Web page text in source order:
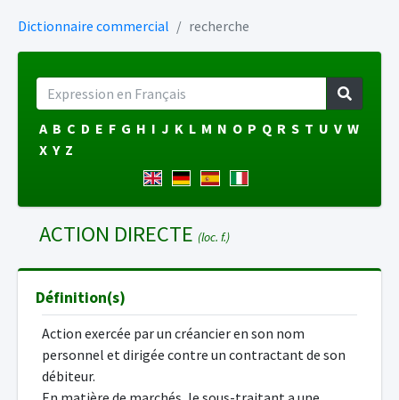
Dictionnaire commercial recherche
A B C D E F G H I J K L M N O P Q R S T U V W
X Y Z
ACTION DIRECTE (loc. f.)
Définition(s)
Action exercée par un créancier en son nom
personnel et dirigée contre un contractant de son
débiteur.